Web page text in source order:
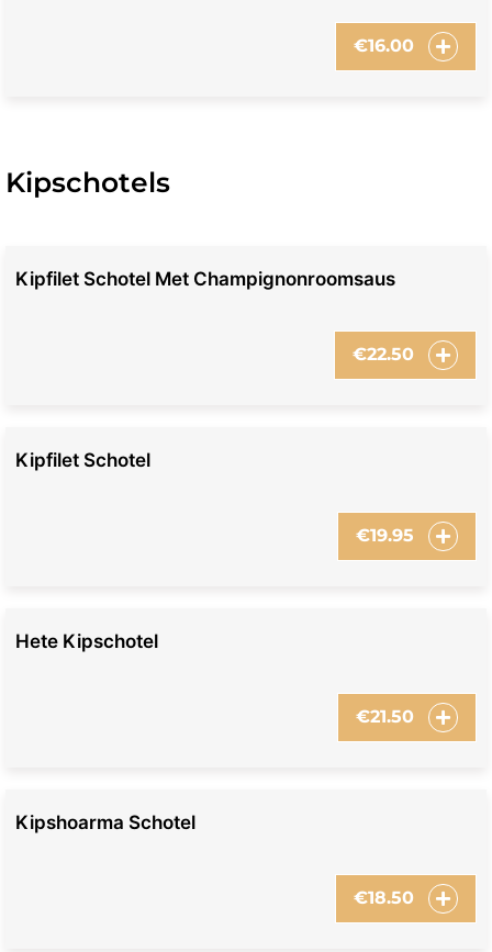
€16.00
Kipschotels
Kipfilet Schotel Met Champignonroomsaus
€22.50
Kipfilet Schotel
€19.95
Hete Kipschotel
€21.50
Kipshoarma Schotel
€18.50